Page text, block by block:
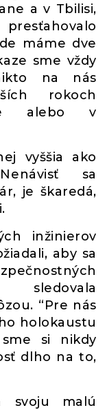
a v Tbilisi,
máme dve
sme vždy
na nás
rokoch
alebo v
vyššia ako
sa
je škaredá,
inžinierov
aby sa
sledovala
“Pre nás
holokaustu
si nikdy
dlho na to,
svoju malú